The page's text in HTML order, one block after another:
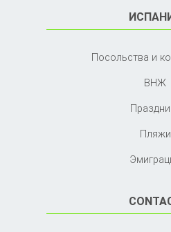
Посольства и
ВНЖ
Пляжи